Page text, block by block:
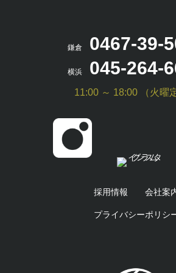
鎌倉 0467-39-
横浜 045-264-
11:00 ～ 18:00 （火曜
採用情報 会社案
プライバシーポリシ